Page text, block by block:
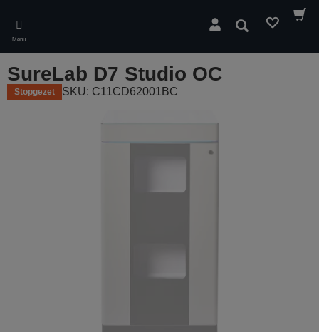
main
content
Menu
Zoeken
SureLab D7 Studio OC
Stopgezet SKU: C11CD62001BC